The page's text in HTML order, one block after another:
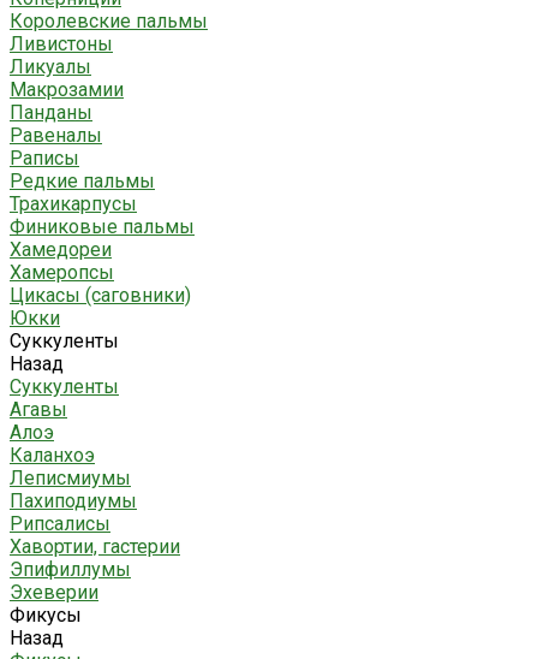
Королевские пальмы
Ливистоны
Ликуалы
Макрозамии
Панданы
Равеналы
Раписы
Редкие пальмы
Трахикарпусы
Финиковые пальмы
Хамедореи
Хамеропсы
Цикасы (саговники)
Юкки
Суккуленты
Назад
Суккуленты
Агавы
Алоэ
Каланхоэ
Леписмиумы
Пахиподиумы
Рипсалисы
Хавортии, гастерии
Эпифиллумы
Эхеверии
Фикусы
Назад